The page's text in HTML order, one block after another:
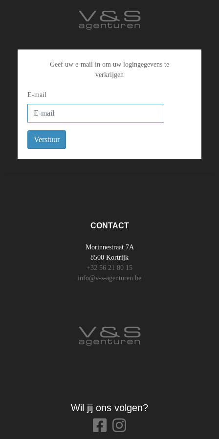
Geef uw e-mail in om uw logingegevens te
verkrijgen
E-mail
Verstuur
CONTACT
Morinnestraat 7A
8500 Kortrijk
+32 56 21 80 15
info@v-s-agenturen.be
Wil jij ons volgen?